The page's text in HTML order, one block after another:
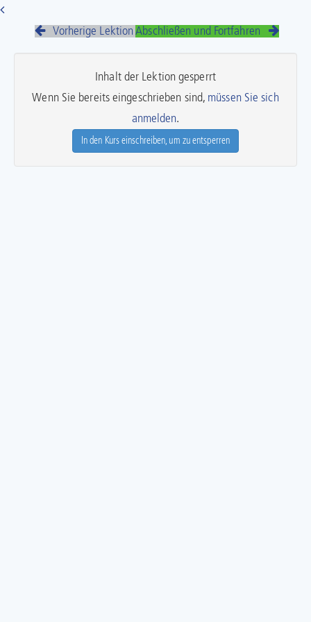
Vorherige Lektion Abschließen und Fortfahren
Inhalt der Lektion gesperrt
Wenn Sie bereits eingeschrieben sind, müssen Sie sich
anmelden.
In den Kurs einschreiben, um zu entsperren